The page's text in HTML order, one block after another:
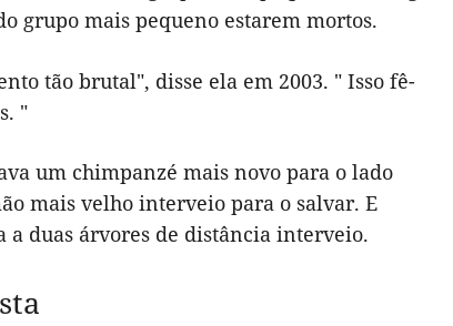
grupo mais pequeno estarem mortos.
tão brutal", disse ela em 2003. " Isso fê-
"
um chimpanzé mais novo para o lado
mais velho interveio para o salvar. E
a duas árvores de distância interveio.